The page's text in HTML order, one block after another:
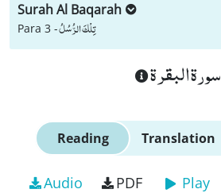
Surah Al Baqarah
Para 3 -تِلْكَ الرُّسُلُ
سورة البقرة
Reading Translation
Audio PDF Play